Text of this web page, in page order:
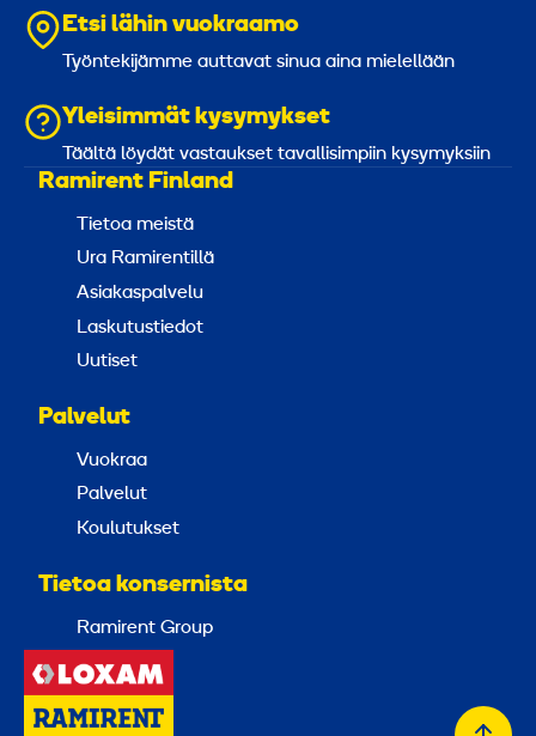
Etsi lähin vuokraamo
Työntekijämme auttavat sinua aina mielellään
Yleisimmät kysymykset
Täältä löydät vastaukset tavallisimpiin kysymyksiin
Ramirent Finland
Tietoa meistä
Ura Ramirentillä
Asiakaspalvelu
Laskutustiedot
Uutiset
Palvelut
Vuokraa
Palvelut
Koulutukset
Tietoa konsernista
Ramirent Group